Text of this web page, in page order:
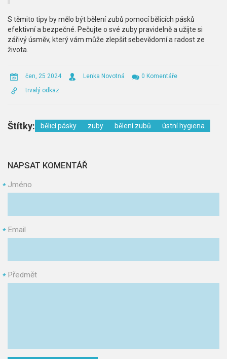
S těmito tipy by mělo být bělení zubů pomocí bělicích pásků
efektivní a bezpečné. Pečujte o své zuby pravidelně a užijte si
zářivý úsměv, který vám může zlepšit sebevědomí a radost ze
života.
čen, 25 2024 Lenka Novotná
0 Komentáře
trvalý odkaz
Štítky: bělicí pásky zuby bělení zubů ústní hygiena
NAPSAT KOMENTÁŘ
Jméno
*
Email
*
Předmět
*